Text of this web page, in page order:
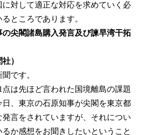
に対して適正な対応を求めていく必
ところであります。
の尖閣諸島購入発言及び諫早湾干拓
）
です。
は先ほど言われた国境離島の課題
、東京の石原知事が尖閣を東京都
言をされていますが、それについ
か感想をお聞きしたいということ